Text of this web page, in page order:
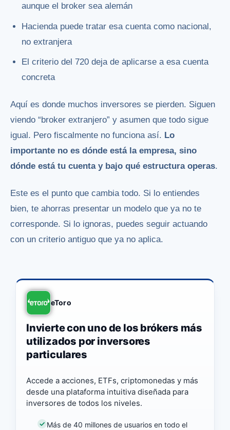
aunque el broker sea alemán
Hacienda puede tratar esa cuenta como nacional,
no extranjera
El criterio del 720 deja de aplicarse a esa cuenta
concreta
Aquí es donde muchos inversores se pierden. Siguen
viendo “broker extranjero” y asumen que todo sigue
igual. Pero fiscalmente no funciona así. Lo
importante no es dónde está la empresa, sino
dónde está tu cuenta y bajo qué estructura operas.
Este es el punto que cambia todo. Si lo entiendes
bien, te ahorras presentar un modelo que ya no te
corresponde. Si lo ignoras, puedes seguir actuando
con un criterio antiguo que ya no aplica.
eToro
Invierte con uno de los brókers más
utilizados por inversores
particulares
Accede a acciones, ETFs, criptomonedas y más
desde una plataforma intuitiva diseñada para
inversores de todos los niveles.
Más de 40 millones de usuarios en todo el